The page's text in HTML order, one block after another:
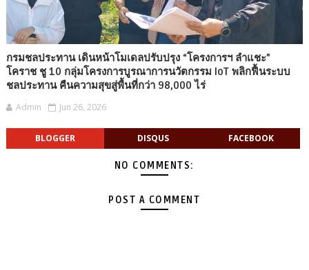
กรมชลประทาน เดินหน้าโมเดลปรับปรุง “โครงการฯ ลำแชะ”
โคราช ชู 10 กลุ่มโครงการบูรณาการนวัตกรรม IoT พลิกฟื้นระบบ
ชลประทาน คืนความสุขสู่พื้นที่กว่า 98,000 ไร่
Admin Jun 26, 2026
BLOGGER DISQUS FACEBOOK
NO COMMENTS:
POST A COMMENT